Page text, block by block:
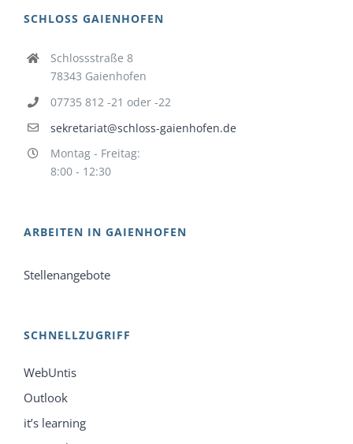
SCHLOSS GAIENHOFEN
Schlossstraße 8
78343 Gaienhofen
07735 812 -21 oder -22
sekretariat@schloss-gaienhofen.de
Montag - Freitag:
8:00 - 12:30
ARBEITEN IN GAIENHOFEN
Stellenangebote
SCHNELLZUGRIFF
WebUntis
Outlook
it’s learning